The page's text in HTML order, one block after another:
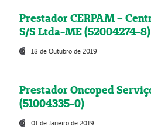
Prestador CERPAM –
S/S Ltda-ME (52004274-8)
18 de Outubro de 2019
Prestador Oncoped
(51004335-0)
01 de Janeiro de 2019